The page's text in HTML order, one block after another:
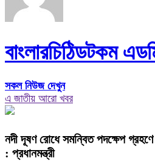
বাংলারচিঠিডটকম
সকল নিউজ দেখুন
এ জাতীয় আরো খবর
নদী দূষণ রোধে সমন্বিত পদক্ষেপ
: প্রধানমন্ত্রী